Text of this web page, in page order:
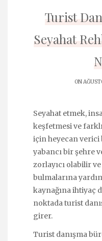
Turist
Seyahat
ON
Seyahat etmek,
keşfetmesi ve
için heyecan verici
yabancı bir şehre
zorlayıcı olabilir
bulmalarına
kaynağına ihtiyaç
noktada turist
girer.
Turist danışma